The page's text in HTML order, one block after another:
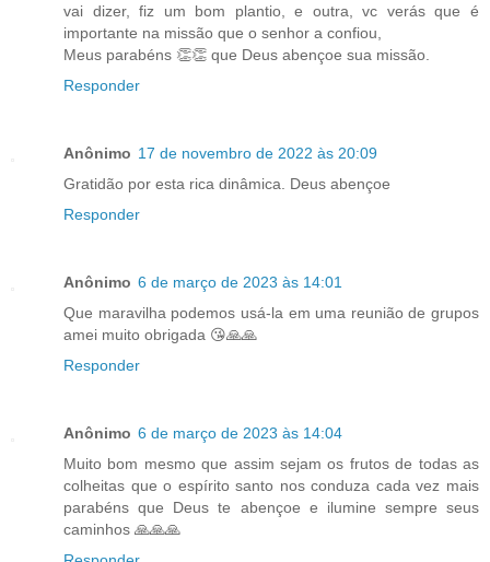
vai dizer, fiz um bom plantio, e outra, vc verás que é
importante na missão que o senhor a confiou,
Meus parabéns 👏👏 que Deus abençoe sua missão.
Responder
Anônimo 17 de novembro de 2022 às 20:09
Gratidão por esta rica dinâmica. Deus abençoe
Responder
Anônimo 6 de março de 2023 às 14:01
Que maravilha podemos usá-la em uma reunião de grupos
amei muito obrigada 😘🙏🙏
Responder
Anônimo 6 de março de 2023 às 14:04
Muito bom mesmo que assim sejam os frutos de todas as
colheitas que o espírito santo nos conduza cada vez mais
parabéns que Deus te abençoe e ilumine sempre seus
caminhos 🙏🙏🙏